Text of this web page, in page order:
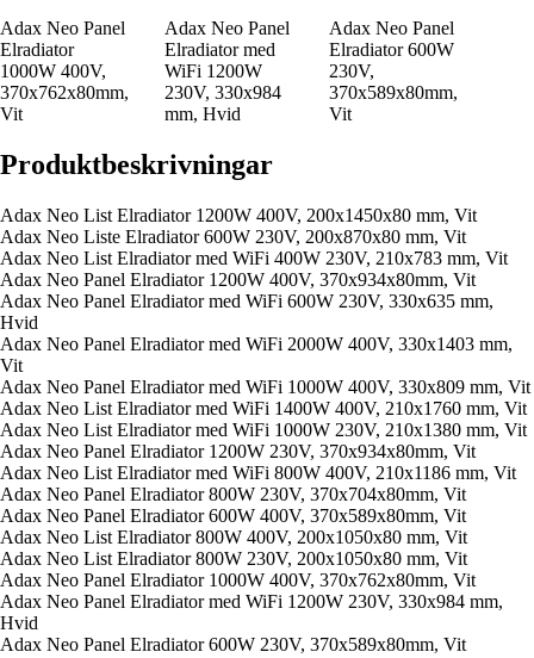
Adax Neo Panel
Elradiator
1000W 400V,
370x762x80mm,
Vit
Adax Neo Panel
Elradiator med
WiFi 1200W
230V, 330x984
mm, Hvid
Adax Neo Panel
Elradiator 600W
230V,
370x589x80mm,
Vit
Produktbeskrivningar
Adax Neo List Elradiator 1200W 400V, 200x1450x80 mm, Vit
Adax Neo Liste Elradiator 600W 230V, 200x870x80 mm, Vit
Adax Neo List Elradiator med WiFi 400W 230V, 210x783 mm, Vit
Adax Neo Panel Elradiator 1200W 400V, 370x934x80mm, Vit
Adax Neo Panel Elradiator med WiFi 600W 230V, 330x635 mm,
Hvid
Adax Neo Panel Elradiator med WiFi 2000W 400V, 330x1403 mm,
Vit
Adax Neo Panel Elradiator med WiFi 1000W 400V, 330x809 mm, Vit
Adax Neo List Elradiator med WiFi 1400W 400V, 210x1760 mm, Vit
Adax Neo List Elradiator med WiFi 1000W 230V, 210x1380 mm, Vit
Adax Neo Panel Elradiator 1200W 230V, 370x934x80mm, Vit
Adax Neo List Elradiator med WiFi 800W 400V, 210x1186 mm, Vit
Adax Neo Panel Elradiator 800W 230V, 370x704x80mm, Vit
Adax Neo Panel Elradiator 600W 400V, 370x589x80mm, Vit
Adax Neo List Elradiator 800W 400V, 200x1050x80 mm, Vit
Adax Neo List Elradiator 800W 230V, 200x1050x80 mm, Vit
Adax Neo Panel Elradiator 1000W 400V, 370x762x80mm, Vit
Adax Neo Panel Elradiator med WiFi 1200W 230V, 330x984 mm,
Hvid
Adax Neo Panel Elradiator 600W 230V, 370x589x80mm, Vit